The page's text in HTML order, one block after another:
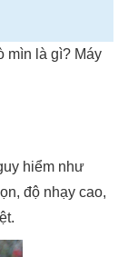
mìn là gì? Máy
hiểm như
độ nhạy cao,